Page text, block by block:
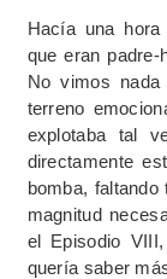
Hacía una
que eran
No vimos nada
terreno
explotaba tal
directamente
bomba,
magnitud
el Episodio
quería saber